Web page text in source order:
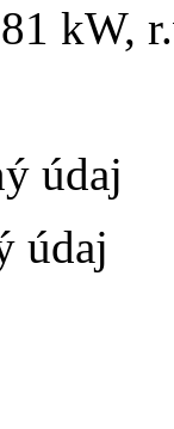
kW,
údaj
údaj